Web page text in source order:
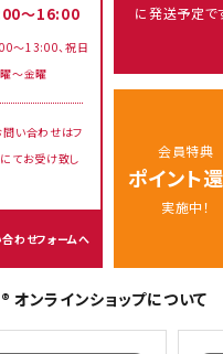
～16:00
～13:00、祝日
～金曜
い合わせはフ
てお受け致し
わせフォームへ
に発送予定で
会員特典
ポイント
実施中！
ンラインショップについて